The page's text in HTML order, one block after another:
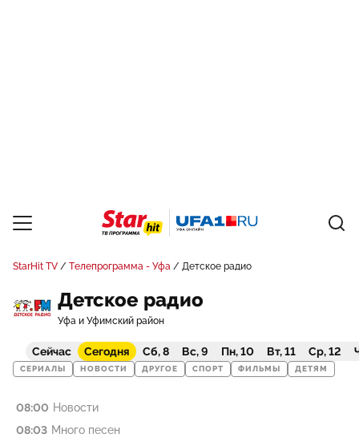
StarHit TV Телепрограмма - Уфа Детское радио
Детское радио
Уфа и Уфимский район
Сейчас Сегодня Сб, 8 Вс, 9 Пн, 10 Вт, 11 Ср, 12
СЕРИАЛЫ НОВОСТИ ДРУГОЕ СПОРТ ФИЛЬМЫ ДЕТЯМ
08:00 Новости
08:03 Много песен